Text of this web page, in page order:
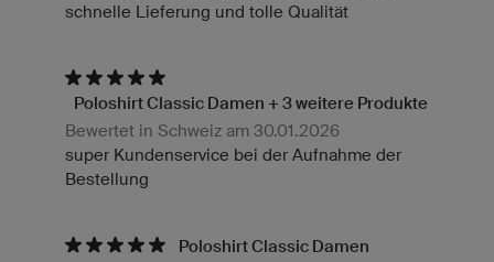
schnelle Lieferung und tolle Qualität
Poloshirt Classic Damen + 3 weitere Produkte
Bewertet in Schweiz am 30.01.2026
super Kundenservice bei der Aufnahme der
Bestellung
Poloshirt Classic Damen